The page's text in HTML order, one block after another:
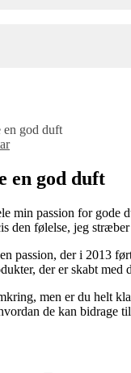
en god duft
en god duft
passion for gode
den følelse, jeg
passion, der i 2013
der er skabt
men er du helt
de kan bidrage